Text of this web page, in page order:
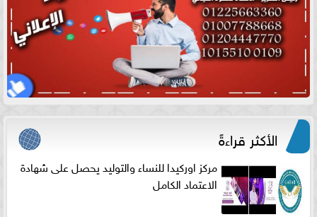
الأكثر قراءةً
مركز اوركيدا للنساء والتوليد يحصل على شهادة
الاعتماد الكامل